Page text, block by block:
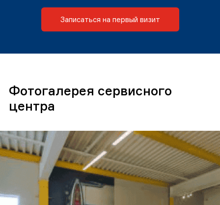
Записаться на первый визит
Фотогалерея сервисного
центра